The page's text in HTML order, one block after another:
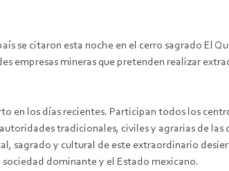
se citaron esta noche en el cerro sagrado El
empresas mineras que pretenden realizar
en los días recientes. Participan todos los
tradicionales, civiles y agrarias de
sagrado y cultural de este extraordinario
dominante y el Estado mexicano.